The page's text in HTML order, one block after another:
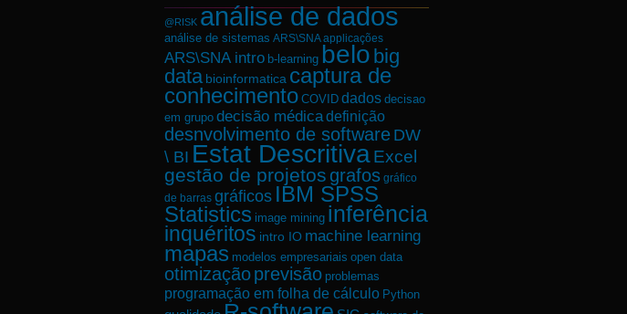
@RISK análise de dados
análise de sistemas ARS\SNA applicações
ARS\SNA intro b-learning belo big
data bioinformatica captura de
conhecimento COVID dados decisao
em grupo decisão médicadefinição
desnvolvimento de software DW
\ BI Estat DescritivaExcel
gestão de projetos grafos gráfico
de barras gráficos IBM SPSS
Statistics image mining inferência
inquéritos intro IO machine learning
mapas modelos empresariais open data
otimizaçãoprevisão problemas
programação em folha de cálculo Python